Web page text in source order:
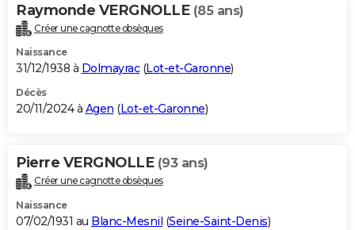
Raymonde VERGNOLLE (85 ans)
Créer une cagnotte obsèques
Naissance
31/12/1938 à Dolmayrac(Lot-et-Garonne)
Décès
20/11/2024 à Agen (Lot-et-Garonne)
Pierre VERGNOLLE (93 ans)
Créer une cagnotte obsèques
Naissance
07/02/1931 au Blanc-Mesnil (Seine-Saint-Denis)